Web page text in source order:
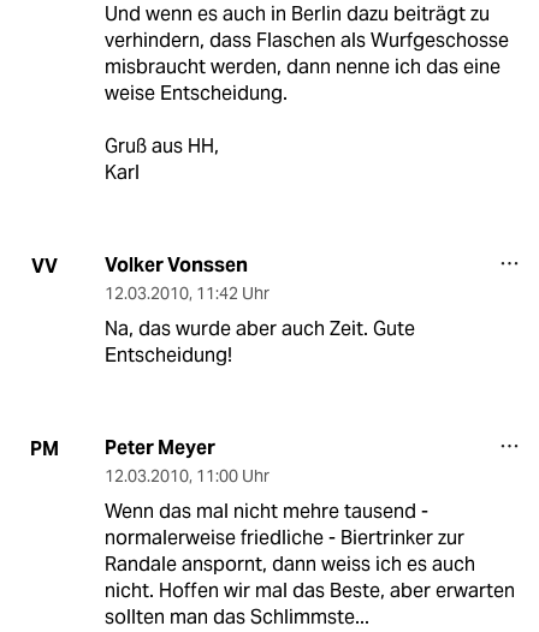
Und wenn es auch in Berlin dazu beiträgt zu
verhindern, dass Flaschen als Wurfgeschosse
misbraucht werden, dann nenne ich das eine
weise Entscheidung.
Gruß aus HH,
Karl
VV Volker Vonssen
12.03.2010, 11:42 Uhr
Na, das wurde aber auch Zeit. Gute
Entscheidung!
PM Peter Meyer
12.03.2010, 11:00 Uhr
Wenn das mal nicht mehre tausend -
normalerweise friedliche - Biertrinker zur
Randale anspornt, dann weiss ich es auch
nicht. Hoffen wir mal das Beste, aber erwarten
sollten man das Schlimmste...